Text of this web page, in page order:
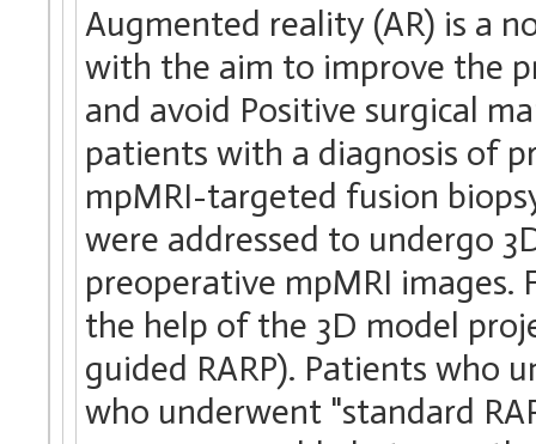
Augmented reality (AR) is a
with the aim to improve the
and avoid Positive surgical
patients with a diagnosis of
mpMRI-targeted fusion
were addressed to undergo
preoperative mpMRI images.
the help of the 3D model
guided RARP). Patients who
who underwent "standard